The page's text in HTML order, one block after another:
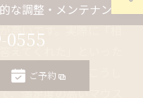
な調整・メンテナンス
高いです。実際に「相
えてくれた」といった
の質とともに、こうし
、満足度の高いマウス
0555
ご予約